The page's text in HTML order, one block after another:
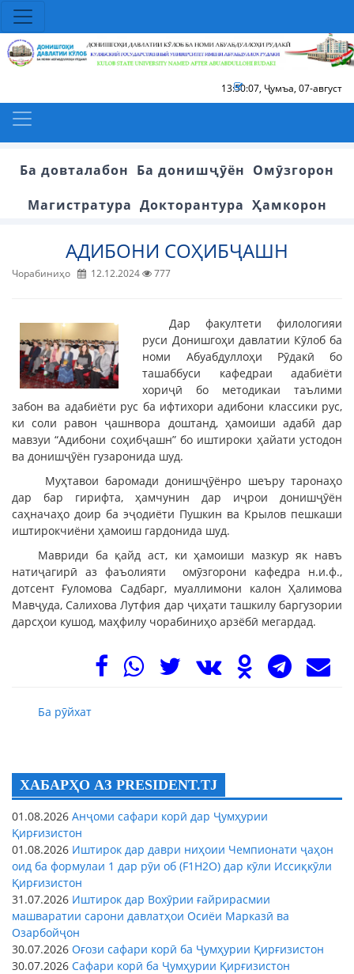
13:50:07, Ҷумъа, 07-август
Ба довталабон Ба донишҷӯён Омӯзгорон
Магистратура Докторантура Ҳамкорон
АДИБОНИ СОҲИБҶАШН
Чорабиниҳо 12.12.2024 777
Дар факултети филологияи
руси Донишгоҳи давлатии Кӯлоб ба
номи Абуабдуллоҳи Рӯдакӣ бо
ташаббуси кафедраи адабиёти
хориҷӣ бо методикаи таълими
забон ва адабиёти рус ба ифтихори адибони классики рус,
ки соли равон ҷашнвора доштанд, ҳамоиши адабӣ дар
мавзуи “Адибони соҳибҷашн” бо иштироки ҳайати устодон
ва донишҷӯён гузаронида шуд.
Муҳтавои баромади донишҷӯёнро шеъру таронаҳо
дар бар гирифта, ҳамчунин дар иҷрои донишҷӯён
саҳначаҳо доир ба эҷодиёти Пушкин ва Крылов пешкаши
иштирокчиёни ҳамоиш гардонида шуд.
Мавриди ба қайд аст, ки ҳамоиши мазкур як навъ
натиҷагирӣ аз фаъолияти омӯзгорони кафедра н.и.ф.,
дотсент Ғуломова Садбарг, муаллимони калон Ҳалимова
Мавҷуда, Салихова Лутфия дар ҷиҳати ташкилу баргузории
дарсҳои кушод, маҳфилу чорабиниҳо арзёбӣ мегардад.
Ба рӯйхат
ХАБАРҲО АЗ PRESIDENT.TJ
01.08.2026 Анҷоми сафари корӣ дар Ҷумҳурии
Қирғизистон
01.08.2026 Иштирок дар даври ниҳоии Чемпионати ҷаҳон
оид ба формулаи 1 дар рӯи об (F1H2O) дар кӯли Иссиқкӯли
Қирғизистон
31.07.2026 Иштирок дар Вохӯрии ғайрирасмии
машваратии сарони давлатҳои Осиёи Марказӣ ва
Озарбойҷон
30.07.2026 Оғози сафари корӣ ба Ҷумҳурии Қирғизистон
30.07.2026 Сафари корӣ ба Ҷумҳурии Қирғизистон